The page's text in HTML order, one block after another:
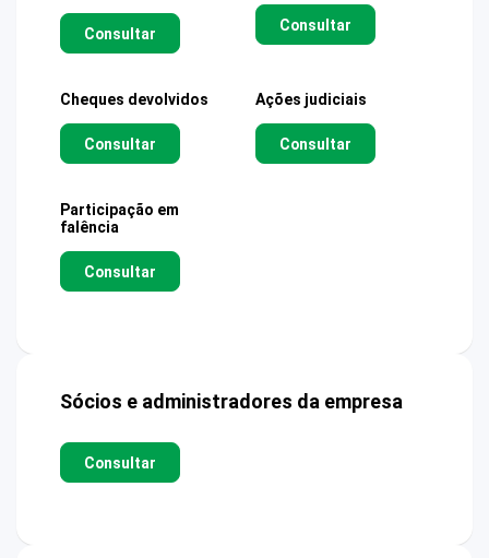
Consultar Consultar
Cheques devolvidos
Consultar
Ações judiciais
Consultar
Participação em
falência
Consultar
Sócios e administradores da empresa
Consultar